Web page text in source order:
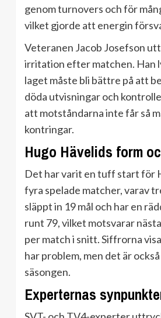
genom turnovers och för
vilket gjorde att energin
Veteranen Jacob Josefson
irritation efter matchen. Han
laget måste bli bättre på att
döda utvisningar och
att motståndarna inte får så
kontringar.
Hugo Hävelids form
Det har varit en tuff start för
fyra spelade matcher, varav
släppt in 19 mål och har en
runt 79, vilket motsvarar
per match i snitt. Siffrorna
har problem, men det är
säsongen.
Experternas